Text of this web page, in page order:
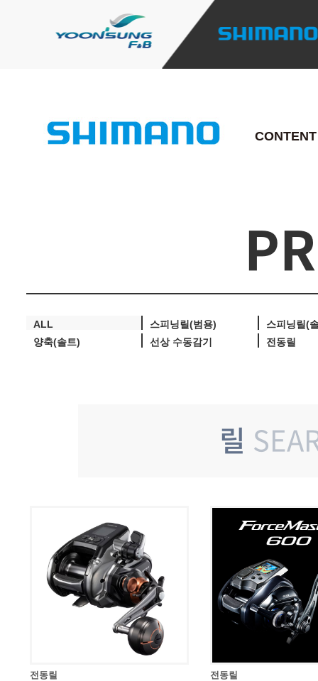
CONTENT
ALL 스피닝릴(범용)
스피닝릴(
양축(솔트)
선상 수동감기 전동릴
릴
전동릴
전동릴